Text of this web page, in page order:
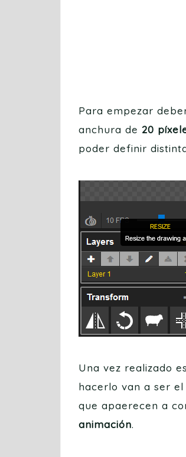
Para empezar
anchura de 20
poder definir
Una vez realizado
hacerlo van a ser el
que apaerecen a
animación.